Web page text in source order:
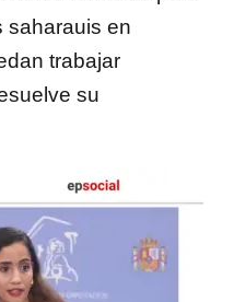
saharauis en
trabajar
su